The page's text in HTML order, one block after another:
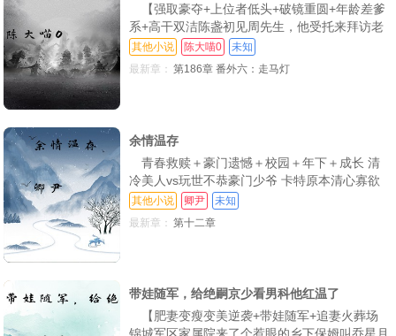
【强取豪夺+上位者低头+破镜重圆+年龄差爹
系+高干双洁陈盏初见周先生，他受托来拜访老
人，她给他开门外婆叮嘱她，以后遇到他绕道走
第二次见面，她被人骚扰，他帮了忙第三次是在
京聿身
其他小说 陈大喵0
未知
最新章： 第186章 番外六：走马灯
余情温存
青春救赎＋豪门遗憾＋校园＋年下＋成长 清
冷美人vs玩世不恭豪门少爷 卡特原本清心寡欲
人送外号清冷美人直到他的出现 一场舞会上卡
特陷入他的陷阱 不知不觉越陷越深，直至拔不
感觉
其他小说 卿尹
未知
最新章： 第十二章
带娃随军，给绝嗣京少看男科他红温了
【肥妻变瘦变美逆袭+带娃随军+追妻火葬场